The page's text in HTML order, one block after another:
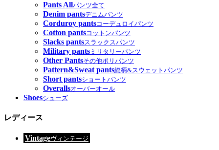
Pants Allパンツ全て
Denim pantsデニムパンツ
Corduroy pantsコーデュロイパンツ
Cotton pantsコットンパンツ
Slacks pantsスラックスパンツ
Military pants ミリタリーパンツ
Other Pantsその他ポリパンツ
Pattern&Sweat pants総柄&スウェットパンツ
Short pantsショートパンツ
Overallsオーバーオール
Shoesシューズ
レディース
Vintageヴィンテージ